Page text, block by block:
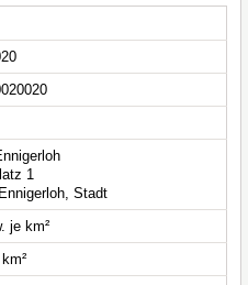
1
Stadt
je km²